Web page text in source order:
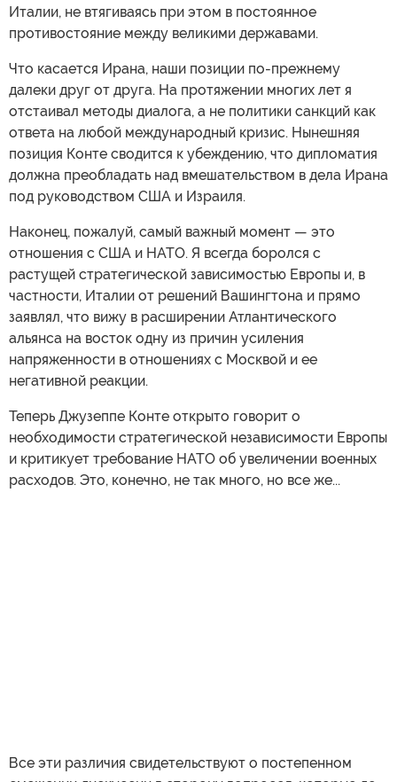
Италии, не втягиваясь при этом в постоянное
противостояние между великими державами.
Что касается Ирана, наши позиции по-прежнему
далеки друг от друга. На протяжении многих лет я
отстаивал методы диалога, а не политики санкций как
ответа на любой международный кризис. Нынешняя
позиция Конте сводится к убеждению, что дипломатия
должна преобладать над вмешательством в дела Ирана
под руководством США и Израиля.
Наконец, пожалуй, самый важный момент — это
отношения с США и НАТО. Я всегда боролся с
растущей стратегической зависимостью Европы и, в
частности, Италии от решений Вашингтона и прямо
заявлял, что вижу в расширении Атлантического
альянса на восток одну из причин усиления
напряженности в отношениях с Москвой и ее
негативной реакции.
Теперь Джузеппе Конте открыто говорит о
необходимости стратегической независимости Европы
и критикует требование НАТО об увеличении военных
расходов. Это, конечно, не так много, но все же...
Все эти различия свидетельствуют о постепенном